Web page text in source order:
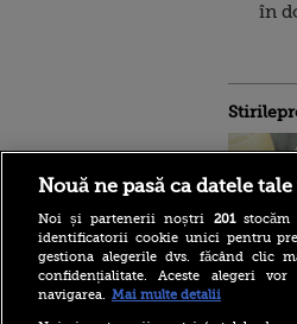
în
Pericolul
Nouă ne pasă ca datele
Noi și partenerii noștri 201stocăm
identificatorii cookie unici pentru
gestiona alegerile dvs. făcând clic
confidențialitate. Aceste alegeri
navigarea. Mai multe detalii